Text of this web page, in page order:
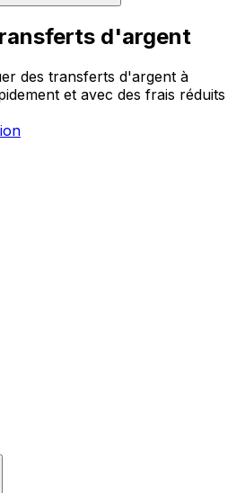
d'argent
des transferts d'argent à
et avec des frais réduits